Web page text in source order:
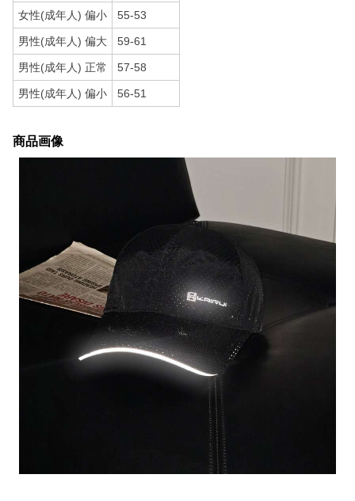
女性(成年人) 偏小 55-53
男性(成年人) 偏大 59-61
男性(成年人) 正常 57-58
男性(成年人) 偏小 56-51
商品画像